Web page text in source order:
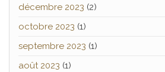
décembre 2023 (2)
octobre 2023 (1)
septembre 2023 (1)
août 2023 (1)